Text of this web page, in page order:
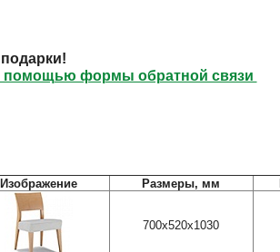
помощью формы обратной связи
Изображение Размеры, мм
700х520х1030